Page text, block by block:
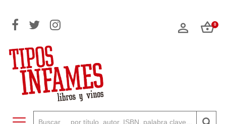
0
Toggle navigation